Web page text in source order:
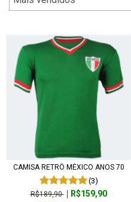
CAMISA RETRÔ MÉXICO ANOS 70
(3)
R$189,90 R$159,90